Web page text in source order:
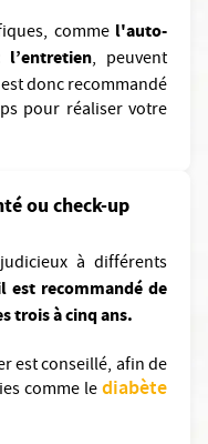
comme l'auto-
, peuvent
donc recommandé
pour réaliser votre
ou check-up
à différents
est recommandé de
trois à cinq ans.
est conseillé, afin de
comme lediabète